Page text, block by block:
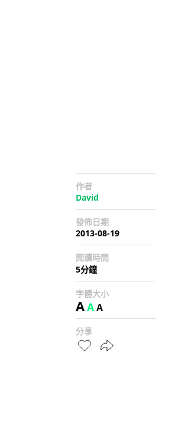
作者
David
發佈日期
2013-08-19
閱讀時間
5分鐘
字體大小
AAA
分享